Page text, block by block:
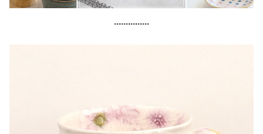
...............